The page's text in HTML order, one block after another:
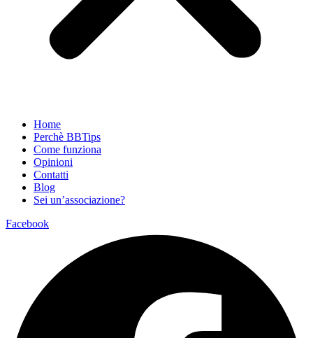
Home
Perchè BBTips
Come funziona
Opinioni
Contatti
Blog
Sei un’associazione?
Facebook